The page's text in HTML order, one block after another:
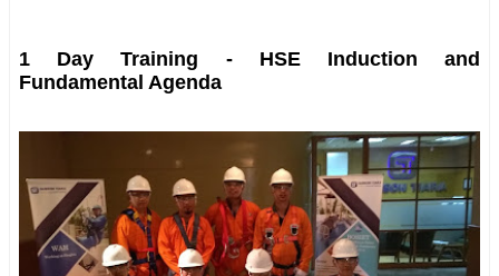
1 Day Training - HSE Induction and
Fundamental Agenda